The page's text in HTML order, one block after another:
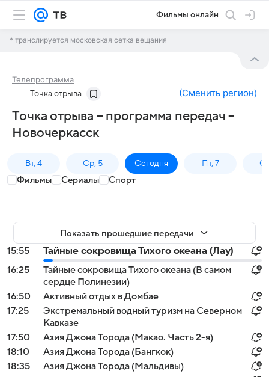
Фильмы онлайн
* транслируется московская сетка вещания
Телепрограмма
Точка отрыва (Сменить регион)
Точка отрыва – программа передач –
Новочеркасск
Вт, 4 Ср, 5 Сегодня Пт, 7
Фильмы Сериалы Спорт
Показать прошедшие передачи
15:55
Тайные сокровища Тихого океана (Лау)
16:25
Тайные сокровища Тихого океана (В самом
сердце Полинезии)
16:50
Активный отдых в Домбае
17:25
Экстремальный водный туризм на Северном
Кавказе
17:50
Азия Джона Торода (Макао. Часть 2-я)
18:10
Азия Джона Торода (Бангкок)
18:35
Азия Джона Торода (Мальдивы)